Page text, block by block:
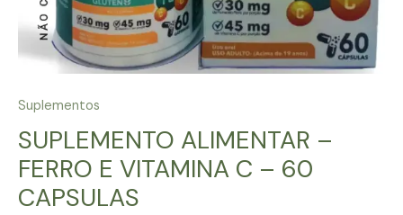
Suplementos
SUPLEMENTO ALIMENTAR –
FERRO E VITAMINA C – 60
CAPSULAS